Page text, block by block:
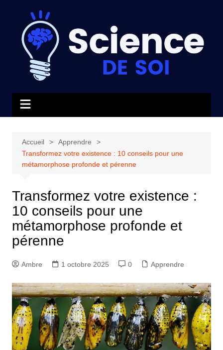
contenu
Accueil
Apprendre
Transformez votre existence : 10 conseils pour une
métamorphose profonde et pérenne
Transformez votre existence :
10 conseils pour une
métamorphose profonde et
pérenne
Ambre 1 octobre 2025 0 Apprendre